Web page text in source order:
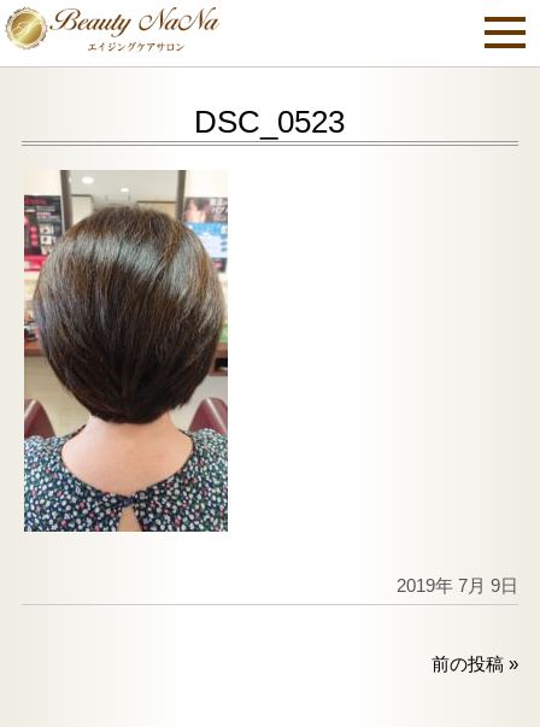
DSC_0523
2019年 7月 9日
前の投稿 »